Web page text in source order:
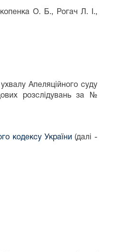
О. Б., Рогач Л. І.,
Апеляційного суду
розслідувань за №
кодексу України (далі -